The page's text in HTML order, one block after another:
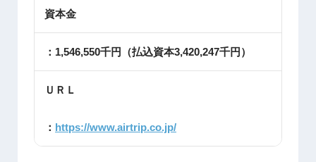
資本金
：1,546,550千円（払込資本3,420,247千円）
ＵＲＬ
： https://www.airtrip.co.jp/